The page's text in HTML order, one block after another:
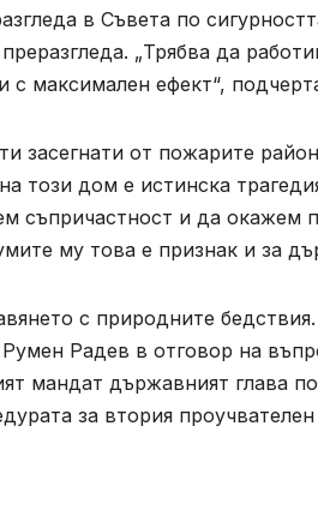
в Съвета по
„Трябва да
с максимален ефект“,
засегнати от пожарите
този дом е истинска
съпричастност и да
му това е признак и за
с природните
Румен Радев в отговор на
мандат държавният глава
за втория